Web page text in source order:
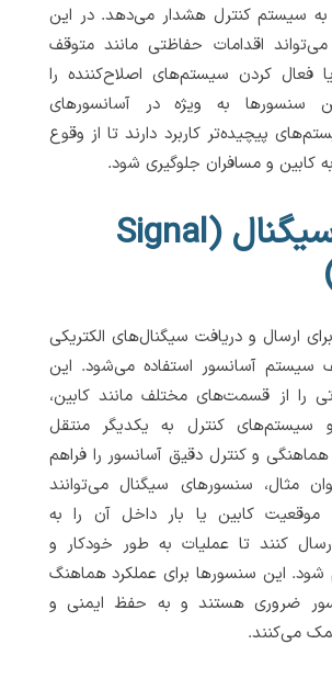
سیستم کنترل هشدار می‌دهد. در این
اقدامات حفاظتی مانند متوقف
فعال کردن سیستم‌های اصلاح‌کننده را
سنسورها به ویژه در آسانسورهای
پیچیده‌تر کاربرد دارند تا از وقوع
کابین و مسافران جلوگیری شود.
سنسور سیگنال (Signal
ارسال و دریافت سیگنال‌های الکتریکی
سیستم آسانسور استفاده می‌شود. این
را از قسمت‌های مختلف مانند کابین،
سیستم‌های کنترل به یکدیگر منتقل
و کنترل دقیق آسانسور را فراهم
مثال، سنسورهای سیگنال می‌توانند
کابین یا بار داخل آن را به
کنند تا عملیات به طور خودکار و
شود. این سنسورها برای عملکرد هماهنگ
ضروری هستند و به حفظ ایمنی و
می‌کنند.